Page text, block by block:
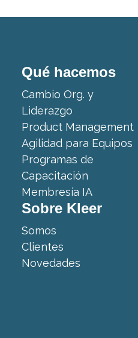
Qué hacemos
Cambio Org. y
Liderazgo
Product Management
Agilidad para Equipos
Programas de
Capacitación
Membresía IA
Sobre Kleer
Somos
Clientes
Novedades